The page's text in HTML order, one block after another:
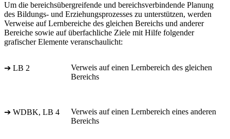
Um die bereichsübergreifende und bereichsverbindende Planung
des Bildungs- und Erziehungsprozesses zu unterstützen, werden
Verweise auf Lernbereiche des gleichen Bereichs und anderer
Bereiche sowie auf überfachliche Ziele mit Hilfe folgender
grafischer Elemente veranschaulicht:
➔ LB 2
Verweis auf einen Lernbereich des gleichen
Bereichs
➔ WDBK, LB 4
Verweis auf einen Lernbereich eines anderen
Bereichs